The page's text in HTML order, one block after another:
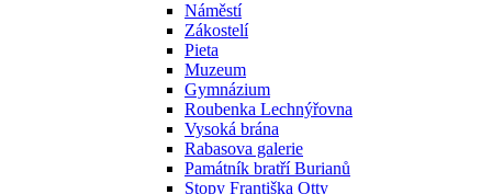
Náměstí
Zákostelí
Pieta
Muzeum
Gymnázium
Roubenka Lechnýřovna
Vysoká brána
Rabasova galerie
Památník bratří Burianů
Stopy Františka Otty